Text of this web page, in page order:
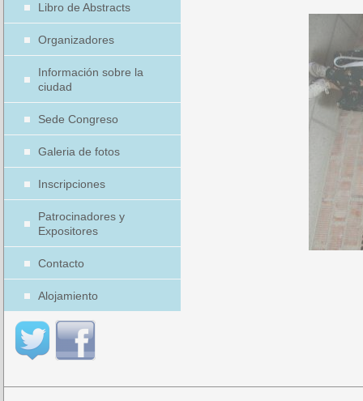
Libro de Abstracts
Organizadores
Información sobre la
ciudad
Sede Congreso
Galeria de fotos
Inscripciones
Patrocinadores y
Expositores
Contacto
Alojamiento